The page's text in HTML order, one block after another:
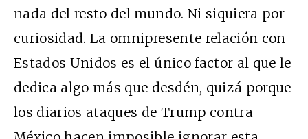
nada del resto del mundo. Ni siquiera por
curiosidad. La omnipresente relación con
Estados Unidos es el único factor al que le
dedica algo más que desdén, quizá porque
los diarios ataques de Trump contra